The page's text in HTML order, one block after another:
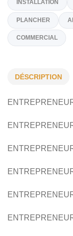
(450) 880-
Sur
PLANCHER
COMMERCIAL
DÉSCRIPTION